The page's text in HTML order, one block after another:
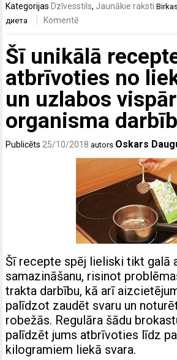
KategorijasDzīvesstils, Jaunākie raksti
диета
Komentē
Šī unikālā
atbrīvoties no
un uzlabos
organisma
Publicēts 25/10/2018 autors Oskars
Šī recepte spēj lieliski tikt galā
samazināšanu, risinot
trakta darbību, kā arī
palīdzot zaudēt svaru un
robežās. Regulāra šādu
palīdzēt jums atbrīvoties līdz
kilogramiem liekā svara.